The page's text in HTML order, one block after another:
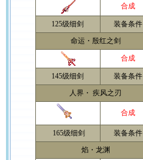
合成
125级细剑 装备条件
命运・殷红之剑
合成
145级细剑 装备条件
人界・ 疾风之刃
合成
165级细剑 装备条件
焰・龙渊